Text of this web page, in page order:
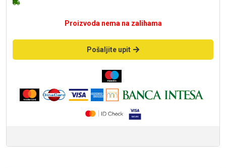
Proizvoda nema na zalihama
Pošaljite upit